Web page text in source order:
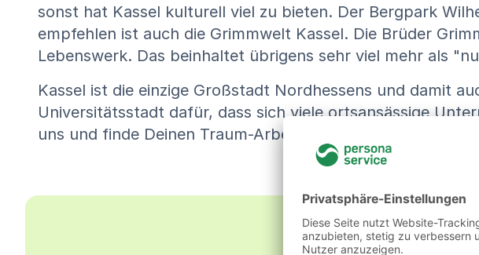
sonst hat Kassel kulturell viel zu bieten. Der Bergpark
empfehlen ist auch die Grimmwelt Kassel. Die Brüder
Lebenswerk. Das beinhaltet übrigens sehr viel mehr als
Kassel ist die einzige Großstadt Nordhessens und damit
Universitätsstadt dafür, dass sich viele ortsansässige
uns und finde Deinen Traum-Arbeitsplatz in Kassel!
Unsere Jobs